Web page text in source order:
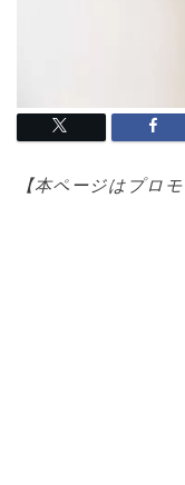
【本ページはプロモ